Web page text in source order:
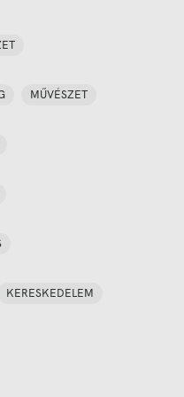
MŰVÉSZET
KERESKEDELEM